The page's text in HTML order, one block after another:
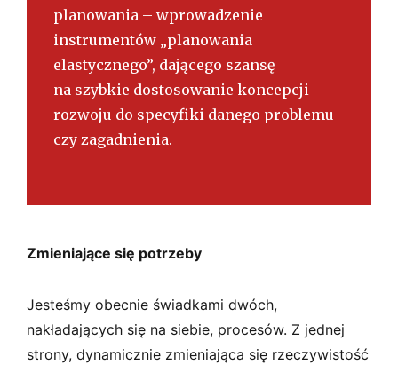
planowania – wprowadzenie
instrumentów „planowania
elastycznego”, dającego szansę
na szybkie dostosowanie koncepcji
rozwoju do specyfiki danego problemu
czy zagadnienia.
Zmieniające się potrzeby
Jesteśmy obecnie świadkami dwóch,
nakładających się na siebie, procesów. Z jednej
strony, dynamicznie zmieniająca się rzeczywistość